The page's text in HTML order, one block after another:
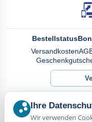
Bestellstatus
Versandkosten
Ihre
Wir verwenden